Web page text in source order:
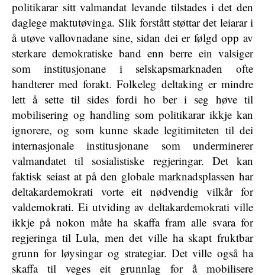
politikarar sitt valmandat levande tilstades i det den
daglege maktutøvinga. Slik forstått støttar det leiarar i
å utøve vallovnadane sine, sidan dei er følgd opp av
sterkare demokratiske band enn berre ein valsiger
som institusjonane i selskapsmarknaden ofte
handterer med forakt. Folkeleg deltaking er mindre
lett å sette til sides fordi ho ber i seg høve til
mobilisering og handling som politikarar ikkje kan
ignorere, og som kunne skade legitimiteten til dei
internasjonale institusjonane som underminerer
valmandatet til sosialistiske regjeringar. Det kan
faktisk seiast at på den globale marknadsplassen har
deltakardemokrati vorte eit nødvendig vilkår for
valdemokrati. Ei utviding av deltakardemokrati ville
ikkje på nokon måte ha skaffa fram alle svara for
regjeringa til Lula, men det ville ha skapt fruktbar
grunn for løysingar og strategiar. Det ville også ha
skaffa til veges eit grunnlag for å mobilisere